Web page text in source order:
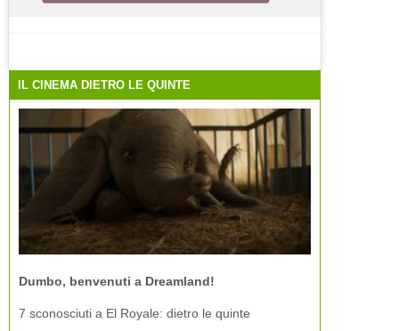
IL CINEMA DIETRO LE QUINTE
Dumbo, benvenuti a Dreamland!
7 sconosciuti a El Royale: dietro le quinte